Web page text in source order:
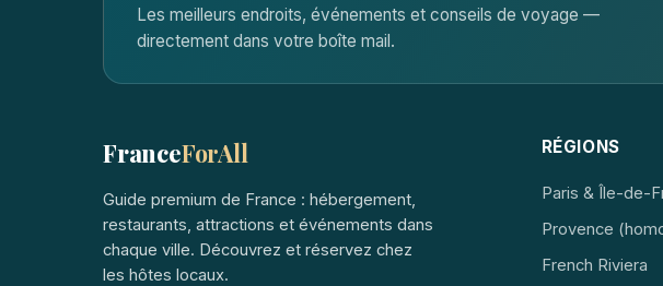
Les meilleurs endroits, événements et conseils de voyage —
directement dans votre boîte mail.
FranceForAll
Guide premium de France : hébergement,
restaurants, attractions et événements dans
chaque ville. Découvrez et réservez chez
les hôtes locaux.
RÉGIONS
Paris & Île-de-
Provence
French Riviera